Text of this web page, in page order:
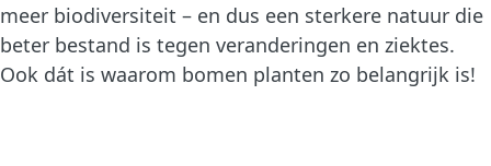
meer biodiversiteit – en dus een sterkere natuur die
beter bestand is tegen veranderingen en ziektes.
Ook dát is waarom bomen planten zo belangrijk is!